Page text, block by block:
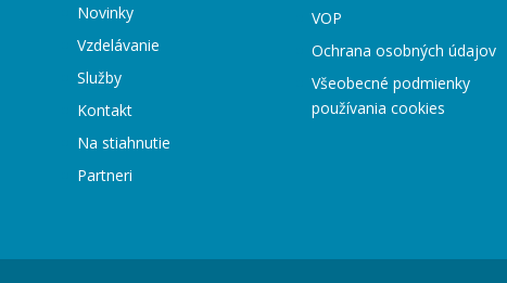
Novinky
Vzdelávanie
Služby
Kontakt
Na stiahnutie
Partneri
VOP
Ochrana osobných údajov
Všeobecné podmienky
používania cookies